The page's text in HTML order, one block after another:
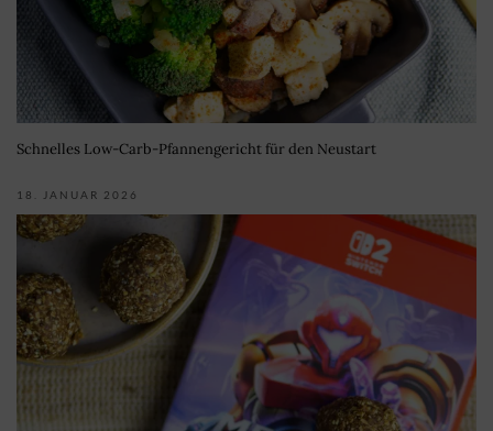
Schnelles Low-Carb-Pfannengericht für den Neustart
18. JANUAR 2026